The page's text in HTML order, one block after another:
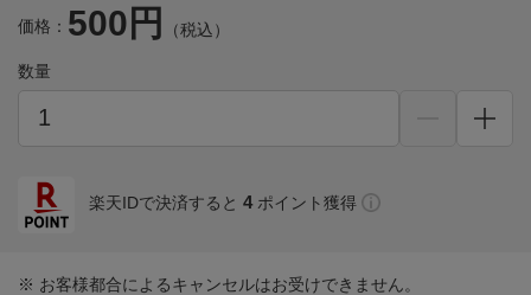
価格： 500円 （税込）
数量
楽天IDで決済すると 4 ポイント獲得
※ お客様都合によるキャンセルはお受けできません。